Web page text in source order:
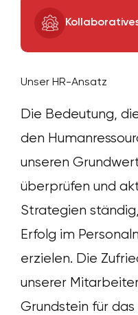
Unser HR-Ansatz
Die Bedeutung,
den
unseren
überprüfen und
Strategien
Erfolg im
erzielen. Die
unserer
Grundstein für